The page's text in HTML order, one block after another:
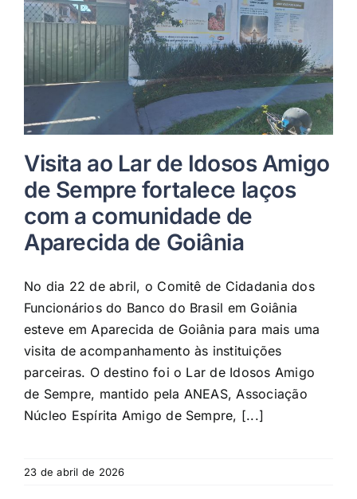
Visita ao Lar de Idosos Amigo
de Sempre fortalece laços
com a comunidade de
Aparecida de Goiânia
No dia 22 de abril, o Comitê de Cidadania dos
Funcionários do Banco do Brasil em Goiânia
esteve em Aparecida de Goiânia para mais uma
visita de acompanhamento às instituições
parceiras. O destino foi o Lar de Idosos Amigo
de Sempre, mantido pela ANEAS, Associação
Núcleo Espírita Amigo de Sempre, [...]
23 de abril de 2026